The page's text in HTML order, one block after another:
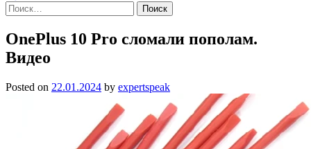
Найти:
OnePlus 10 Pro сломали пополам.
Видео
Posted on 22.01.2024 by expertspeak